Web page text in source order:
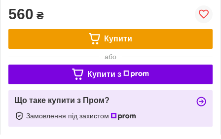
560 ₴
Купити
або
Купити з
Що таке купити з Пром?
Замовлення під захистом